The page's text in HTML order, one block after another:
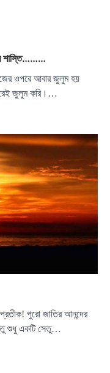
শাস্তি………
ওপরে আবার জুলুম হয়
জুলুম করি।…
পুরো জাতির আনন্দের
শুধু একটি সেতু…